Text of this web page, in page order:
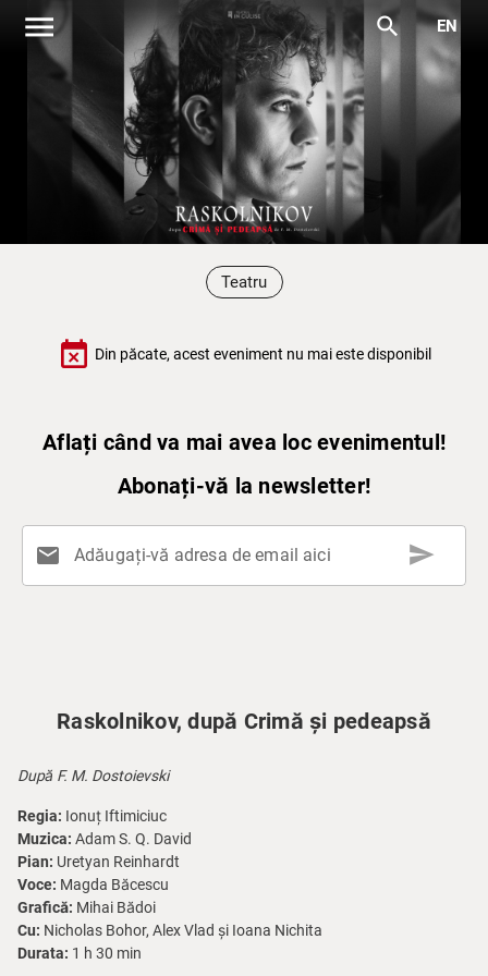
menu search EN
Teatru
event_busy Din păcate, acest eveniment nu mai este disponibil
Aflați când va mai avea loc evenimentul!
Abonați-vă la newsletter!
mail Adăugați-vă adresa de email aici send
Raskolnikov, după Crimă și pedeapsă
După F. M. Dostoievski
Regia: Ionuț Iftimiciuc
Muzica: Adam S. Q. David
Pian: Uretyan Reinhardt
Voce: Magda Băcescu
Grafică: Mihai Bădoi
Cu: Nicholas Bohor, Alex Vlad și Ioana Nichita
Durata: 1 h 30 min